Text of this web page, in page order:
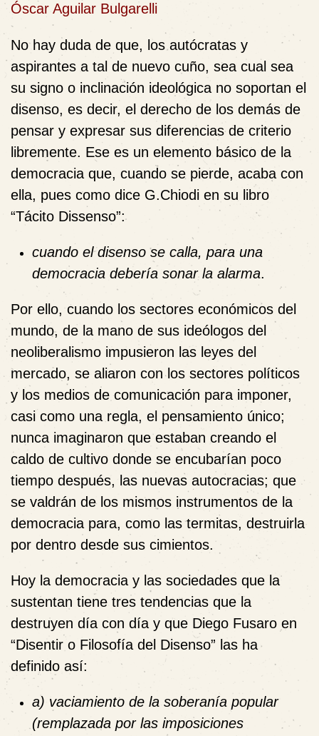
Óscar Aguilar Bulgarelli
No hay duda de que, los autócratas y
aspirantes a tal de nuevo cuño, sea cual sea
su signo o inclinación ideológica no soportan el
disenso, es decir, el derecho de los demás de
pensar y expresar sus diferencias de criterio
libremente. Ese es un elemento básico de la
democracia que, cuando se pierde, acaba con
ella, pues como dice G.Chiodi en su libro
“Tácito Dissenso”:
cuando el disenso se calla, para una
democracia debería sonar la alarma.
Por ello, cuando los sectores económicos del
mundo, de la mano de sus ideólogos del
neoliberalismo impusieron las leyes del
mercado, se aliaron con los sectores políticos
y los medios de comunicación para imponer,
casi como una regla, el pensamiento único;
nunca imaginaron que estaban creando el
caldo de cultivo donde se encubarían poco
tiempo después, las nuevas autocracias; que
se valdrán de los mismos instrumentos de la
democracia para, como las termitas, destruirla
por dentro desde sus cimientos.
Hoy la democracia y las sociedades que la
sustentan tiene tres tendencias que la
destruyen día con día y que Diego Fusaro en
“Disentir o Filosofía del Disenso” las ha
definido así:
a) vaciamiento de la soberanía popular
(remplazada por las imposiciones